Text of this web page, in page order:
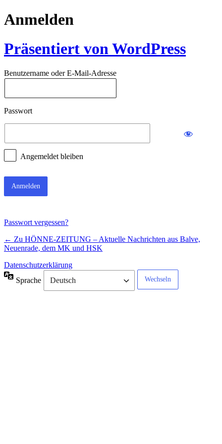
Anmelden
Präsentiert von WordPress
Benutzername oder E-Mail-Adresse
Passwort
Angemeldet bleiben
Passwort vergessen?
← Zu HÖNNE-ZEITUNG – Aktuelle Nachrichten aus Balve,
Neuenrade, dem MK und HSK
Datenschutzerklärung
Sprache